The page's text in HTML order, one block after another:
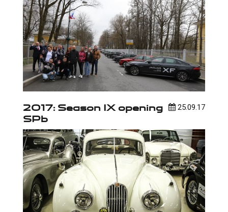
25.09.17
2017: Season IX opening
SPb